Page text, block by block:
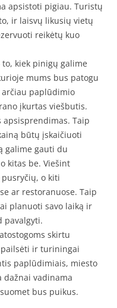
apsistoti pigiau. Turistų
ir laisvų likusių vietų
reikėtų kuo
kiek pinigų galime
mums bus patogu
paplūdimio
įkurtas viešbutis.
Taip
būtų įskaičiuoti
galime gauti du
kitas be. Viešint
o kiti
ar restoranuose. Taip
planuoti savo laiką ir
pavalgyti.
skirtu
ir turiningai
paplūdimiais, miesto
dažnai vadinama
bus puikus.